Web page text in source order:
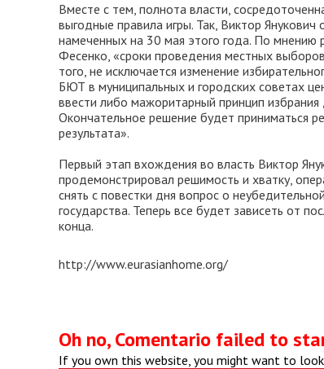
Вместе с тем, полнота власти,
выгодные правила игры. Так, Виктор
намеченных на 30 мая этого года. По мнению
Фесенко, «сроки проведения местных
того, не исключается изменение
БЮТ в муниципальных и городских советах
ввести либо мажоритарный принцип
Окончательное решение будет приниматься
результата».
Первый этап вхождения во власть Виктор
продемонстрировал решимость и хватку,
снять с повестки дня вопрос о
государства. Теперь все будет зависеть от
конца.
http://www.eurasianhome.org/
Oh no, Comentario failed to
If you own this website, you might want to